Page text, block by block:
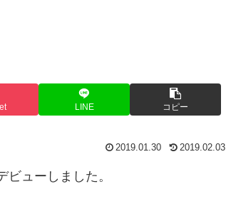
LINE コピー
2019.01.30 2019.02.03
ューしました。